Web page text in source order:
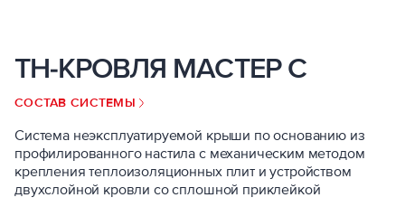
ТН-КРОВЛЯ МАСТЕР С
СОСТАВ СИСТЕМЫ
Система неэксплуатируемой крыши по основанию из
профилированного настила с механическим методом
крепления теплоизоляционных плит и устройством
двухслойной кровли со сплошной приклейкой